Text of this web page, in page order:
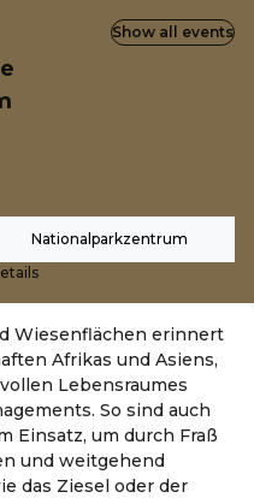
Nationalparkzentrum
Show all events
Wiesenflächen erinnert
Afrikas und Asiens,
Lebensraumes
So sind auch
Einsatz, um durch Fraß
und weitgehend
das Ziesel oder der